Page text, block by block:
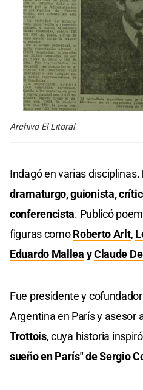
Archivo El Litoral
Indagó en varias disciplinas.
dramaturgo, guionista,
conferencista. Publicó
figuras comoRoberto Arlt,
Eduardo Mallea yClaude
Fue presidente y
Argentina en París y asesor
Trottois, cuya historia
sueño en París" de Sergio